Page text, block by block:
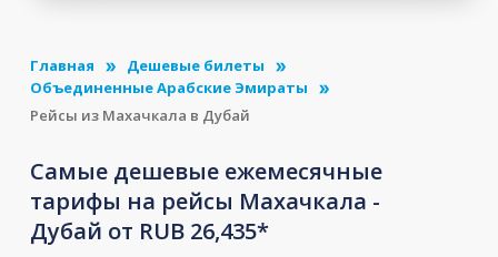
Главная
Дешевые билеты
Объединенные Арабские Эмираты
Рейсы из Махачкала в Дубай
Самые дешевые ежемесячные
тарифы на рейсы Махачкала -
Дубай от RUB 26,435*